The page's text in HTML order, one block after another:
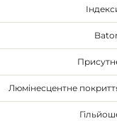
Люмінесцентне